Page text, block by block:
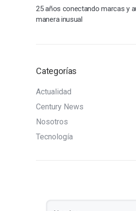
25 años conectando marcas y
manera inusual
Categorías
Actualidad
Century News
Nosotros
Tecnología